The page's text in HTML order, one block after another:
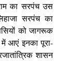
का सरपंच उस
सरपंच का
को जागरूक
आएं इनका पूरा-
शासन